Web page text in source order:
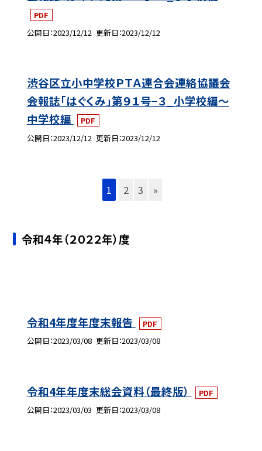
PDF
公開日 2023/12/12 更新日 2023/12/12
渋谷区立小中学校ＰＴＡ連合会連絡協議会
会報誌「はぐくみ」第９１号−３_小学校編〜
中学校編
PDF
公開日 2023/12/12 更新日 2023/12/12
1 2 3 »
令和４年（２０２２年）度
令和4年度年度末報告
PDF
公開日 2023/03/08 更新日 2023/03/08
令和4年年度末総会資料（最終版）
PDF
公開日 2023/03/03 更新日 2023/03/08